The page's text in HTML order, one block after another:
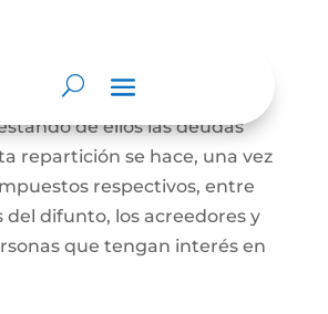
por causa de muerte
para repartir los bienes
de ellos las deudas
repartición se hace, una vez
respectivos, entre
del difunto, los acreedores y
que tengan interés en